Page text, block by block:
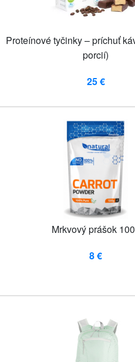
Proteínové tyčinky – príchuť
porcií)
25 €
Mrkvový prášok
8 €